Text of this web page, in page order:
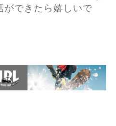
ができたら嬉しいで